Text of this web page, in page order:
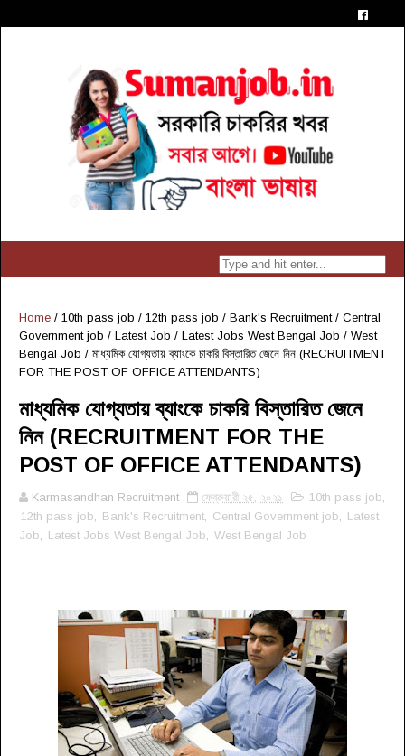
Home / 10th pass job / 12th pass job / Bank's Recruitment/ Central
Government job / Latest Job / Latest Jobs West Bengal Job / West
Bengal Job / মাধ্যমিক যোগ্যতায় ব্যাংকে চাকরি বিস্তারিত জেনে নিন (RECRUITMENT
FOR THE POST OF OFFICE ATTENDANTS)
মাধ্যমিক যোগ্যতায় ব্যাংকে চাকরি বিস্তারিত জেনে
নিন (RECRUITMENT FOR THE
POST OF OFFICE ATTENDANTS)
Karmasandhan Recruitment ফেব্রুয়ারী ২৫, ২০২১ 10th pass job
12th pass job
Bank's Recruitment Central Government job
Latest
Job
Latest Jobs West Bengal Job West Bengal Job